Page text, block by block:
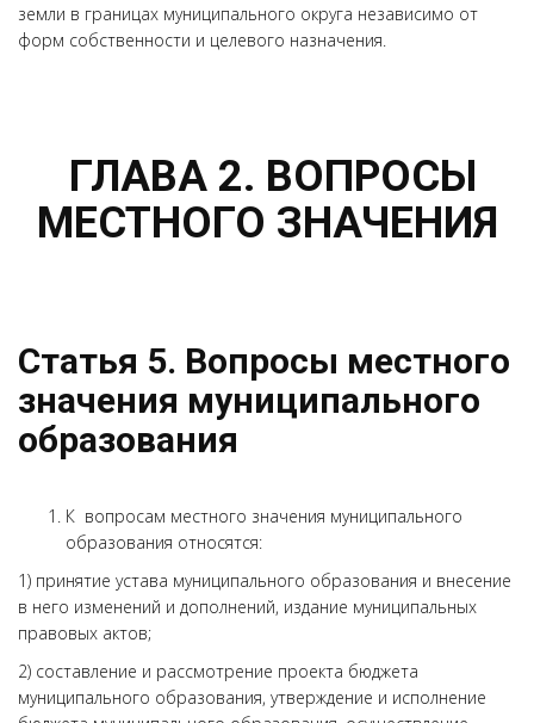
земли в границах муниципального округа независимо от
форм собственности и целевого назначения.
ГЛАВА 2. ВОПРОСЫ
МЕСТНОГО ЗНАЧЕНИЯ
Статья 5. Вопросы местного
значения муниципального
образования
К вопросам местного значения муниципального
образования относятся:
1) принятие устава муниципального образования и внесение
в него изменений и дополнений, издание муниципальных
правовых актов;
2) составление и рассмотрение проекта бюджета
муниципального образования, утверждение и исполнение